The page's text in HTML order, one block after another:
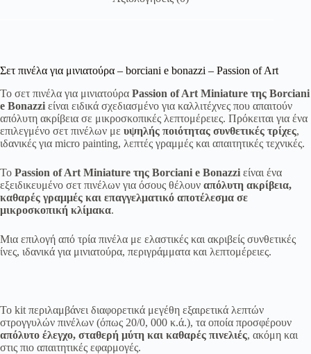
Σετ πινέλα για μινιατούρα – borciani e bonazzi – Passion of Art
Το σετ πινέλα για μινιατούρα Passion of Art Miniature της Borciani
e Bonazzi είναι ειδικά σχεδιασμένο για καλλιτέχνες που απαιτούν
απόλυτη ακρίβεια σε μικροσκοπικές λεπτομέρειες. Πρόκειται για ένα
επιλεγμένο σετ πινέλων με υψηλής ποιότητας συνθετικές τρίχες,
ιδανικές για micro painting, λεπτές γραμμές και απαιτητικές τεχνικές.
Το Passion of Art Miniature της Borciani e Bonazzi είναι ένα
εξειδικευμένο σετ πινέλων για όσους θέλουν απόλυτη ακρίβεια,
καθαρές γραμμές και επαγγελματικό αποτέλεσμα σε
μικροσκοπική κλίμακα.
Μια επιλογή από τρία πινέλα με ελαστικές και ακριβείς συνθετικές
ίνες, ιδανικά για μινιατούρα, περιγράμματα και λεπτομέρειες.
Το kit περιλαμβάνει διαφορετικά μεγέθη εξαιρετικά λεπτών
στρογγυλών πινέλων (όπως 20/0, 000 κ.ά.), τα οποία προσφέρουν
απόλυτο έλεγχο, σταθερή μύτη και καθαρές πινελιές, ακόμη και
στις πιο απαιτητικές εφαρμογές.